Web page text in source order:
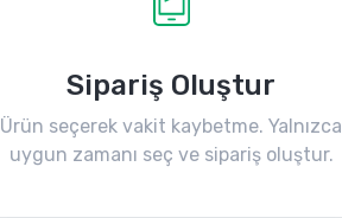
Sipariş Oluştur
Ürün seçerek vakit kaybetme. Yalnızca
uygun zamanı seç ve sipariş oluştur.